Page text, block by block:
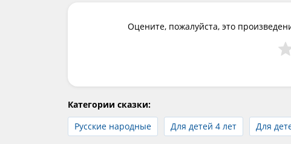
Оцените, пожалуйста, это
Категории сказки:
Русские народные
Для детей 4 лет Для